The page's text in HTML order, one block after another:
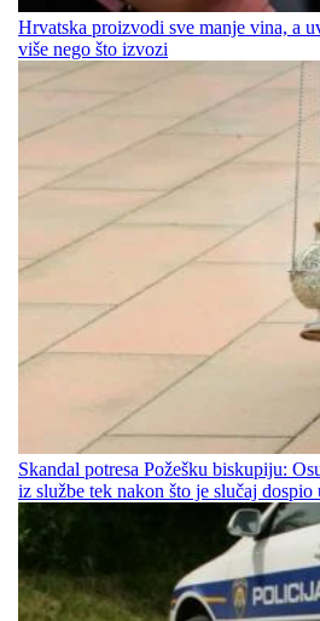
Hrvatska proizvodi sve manje vina, a
više nego što izvozi
Skandal potresa Požešku biskupiju:
iz službe tek nakon što je slučaj dospio